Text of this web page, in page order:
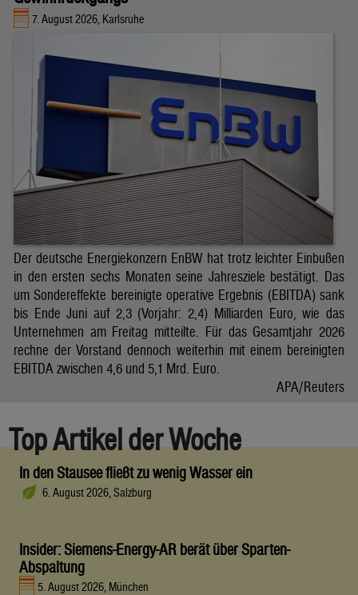
7. August 2026, Karlsruhe
Der deutsche Energiekonzern EnBW hat trotz leichter Einbußen
in den ersten sechs Monaten seine Jahresziele bestätigt. Das
um Sondereffekte bereinigte operative Ergebnis (EBITDA) sank
bis Ende Juni auf 2,3 (Vorjahr: 2,4) Milliarden Euro, wie das
Unternehmen am Freitag mitteilte. Für das Gesamtjahr 2026
rechne der Vorstand dennoch weiterhin mit einem bereinigten
EBITDA zwischen 4,6 und 5,1 Mrd. Euro.
APA/Reuters
Top Artikel der Woche
In den Stausee fließt zu wenig Wasser ein
6. August 2026, Salzburg
Insider: Siemens-Energy-AR berät über Sparten-
Abspaltung
5. August 2026, München